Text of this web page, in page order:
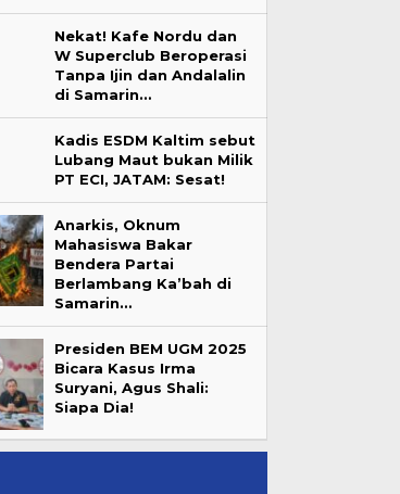
Nekat! Kafe Nordu dan
W Superclub Beroperasi
Tanpa Ijin dan Andalalin
di Samarin…
Kadis ESDM Kaltim sebut
Lubang Maut bukan Milik
PT ECI, JATAM: Sesat!
Anarkis, Oknum
Mahasiswa Bakar
Bendera Partai
Berlambang Ka’bah di
Samarin…
Presiden BEM UGM 2025
Bicara Kasus Irma
Suryani, Agus Shali:
Siapa Dia!